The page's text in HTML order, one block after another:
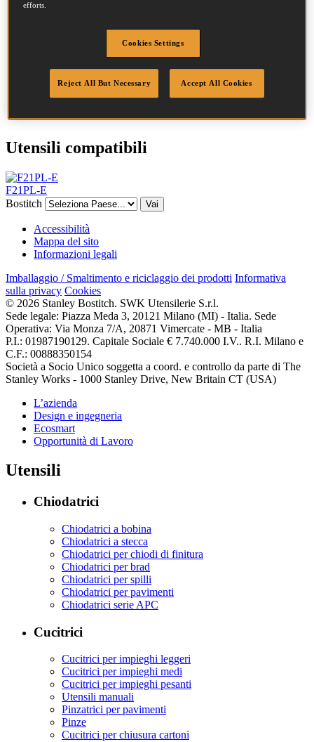
65 mm
Anello
G50
scatola
2000
Utensili compatibili
F21PL-E
Bostitch
Vai
Accessibilità
Mappa del sito
Informazioni legali
Imballaggio / Smaltimento e riciclaggio dei prodotti Informativa
sulla privacy Cookies
© 2026 Stanley Bostitch. SWK Utensilerie S.r.l.
Sede legale: Piazza Meda 3, 20121 Milano (MI) - Italia. Sede
Operativa: Via Monza 7/A, 20871 Vimercate - MB - Italia
P.I.: 01987190129. Capitale Sociale € 7.740.000 I.V.. R.I. Milano e
C.F.: 00888350154
Società a Socio Unico soggetta a coord. e controllo da parte di The
Stanley Works - 1000 Stanley Drive, New Britain CT (USA)
L’azienda
Design e ingegneria
Ecosmart
Opportunità di Lavoro
Utensili
Chiodatrici
Chiodatrici a bobina
Chiodatrici a stecca
Chiodatrici per chiodi di finitura
Chiodatrici per brad
Chiodatrici per spilli
Chiodatrici per pavimenti
Chiodatrici serie APC
Cucitrici
Cucitrici per impieghi leggeri
Cucitrici per impieghi medi
Cucitrici per impieghi pesanti
Utensili manuali
Pinzatrici per pavimenti
Pinze
Cucitrici per chiusura cartoni
efforts.
Cookies Settings
Reject All But Necessary Accept All Cookies